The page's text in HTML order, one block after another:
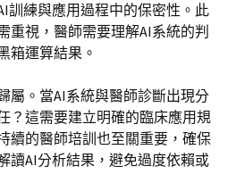
訓練與應用過程中的保密性。此
重視，醫師需要理解AI系統的判
箱運算結果。
屬。當AI系統與醫師診斷出現分
？這需要建立明確的臨床應用規
續的醫師培訓也至關重要，確保
讀AI分析結果，避免過度依賴或